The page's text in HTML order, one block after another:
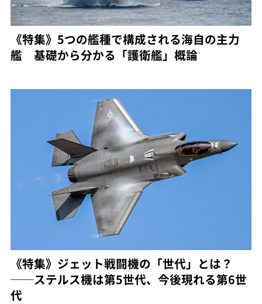
《特集》5つの艦種で構成される海自の主力
艦 基礎から分かる「護衛艦」概論
《特集》ジェット戦闘機の「世代」とは？
──ステルス機は第5世代、今後現れる第6世
代